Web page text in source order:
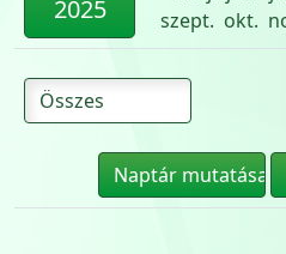
2025
szept. okt.